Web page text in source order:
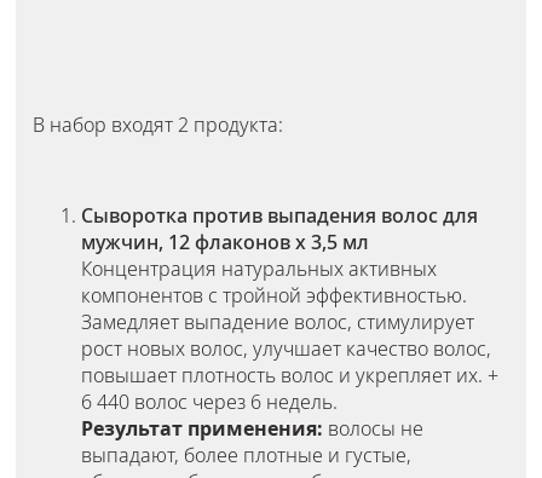
В набор входят 2 продукта:
Сыворотка против выпадения волос для
мужчин, 12 флаконов х 3,5 мл
Концентрация натуральных активных
компонентов с тройной эффективностью.
Замедляет выпадение волос, стимулирует
рост новых волос, улучшает качество волос,
повышает плотность волос и укрепляет их. +
6 440 волос через 6 недель.
Результат применения: волосы не
выпадают, более плотные и густые,